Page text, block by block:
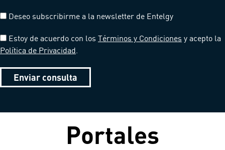
Deseo subscribirme a la newsletter de Entelgy
Estoy de acuerdo con los Términos y Condiciones y acepto la
Política de Privacidad.
Enviar consulta
Portales